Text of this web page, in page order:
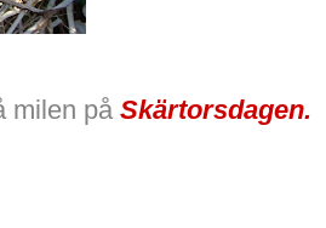
milen på Skärtorsdagen.